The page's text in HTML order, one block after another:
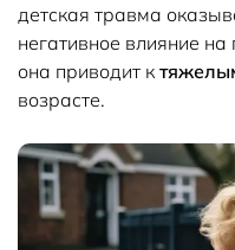
детская травма
негативное влияние
она приводит к
возрасте.